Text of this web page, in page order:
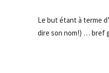
Le but étant à terme
dire son nom!) … bref